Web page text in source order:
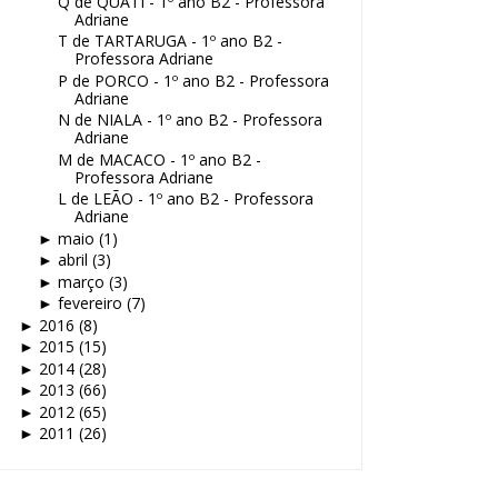
Adriane
T de TARTARUGA - 1º ano B2 -
Professora Adriane
P de PORCO - 1º ano B2 - Professora
Adriane
N de NIALA - 1º ano B2 - Professora
Adriane
M de MACACO - 1º ano B2 -
Professora Adriane
L de LEÃO - 1º ano B2 - Professora
Adriane
► maio (1)
► abril (3)
► março (3)
► fevereiro (7)
► 2016 (8)
► 2015 (15)
► 2014 (28)
► 2013 (66)
► 2012 (65)
► 2011 (26)